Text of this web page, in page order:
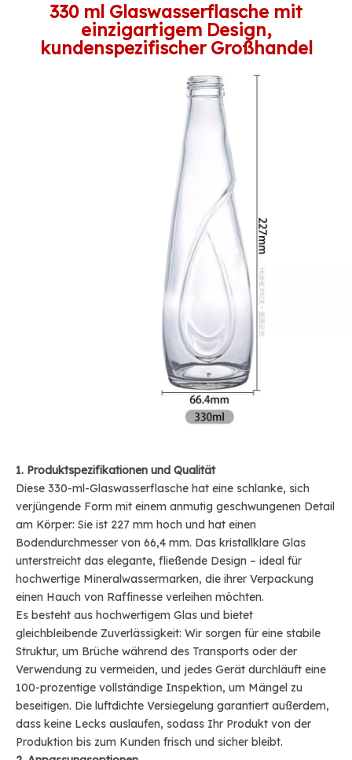
330 ml Glaswasserflasche mit
einzigartigem Design,
kundenspezifischer Großhandel
1. Produktspezifikationen und Qualität
Diese 330-ml-Glaswasserflasche hat eine schlanke, sich
verjüngende Form mit einem anmutig geschwungenen Detail
am Körper: Sie ist 227 mm hoch und hat einen
Bodendurchmesser von 66,4 mm. Das kristallklare Glas
unterstreicht das elegante, fließende Design – ideal für
hochwertige Mineralwassermarken, die ihrer Verpackung
einen Hauch von Raffinesse verleihen möchten.
Es besteht aus hochwertigem Glas und bietet
gleichbleibende Zuverlässigkeit: Wir sorgen für eine stabile
Struktur, um Brüche während des Transports oder der
Verwendung zu vermeiden, und jedes Gerät durchläuft eine
100-prozentige vollständige Inspektion, um Mängel zu
beseitigen. Die luftdichte Versiegelung garantiert außerdem,
dass keine Lecks auslaufen, sodass Ihr Produkt von der
Produktion bis zum Kunden frisch und sicher bleibt.